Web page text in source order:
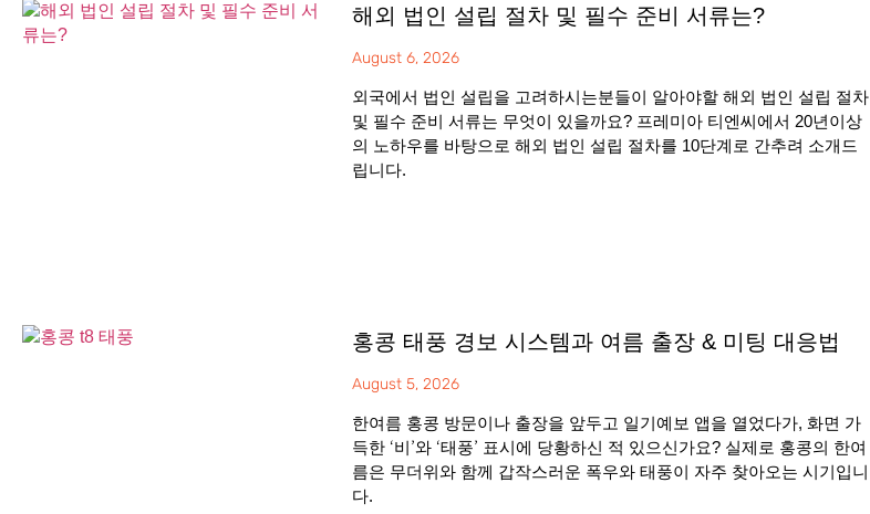
해외 법인 설립 절차 및 필수 준비 서류는?
August 6, 2026
외국에서 법인 설립을 고려하시는분들이 알아야할 해외 법인 설립 절차
및 필수 준비 서류는 무엇이 있을까요? 프레미아 티엔씨에서 20년이상
의 노하우를 바탕으로 해외 법인 설립 절차를 10단계로 간추려 소개드
립니다.
홍콩 태풍 경보 시스템과 여름 출장 & 미팅 대응법
August 5, 2026
한여름 홍콩 방문이나 출장을 앞두고 일기예보 앱을 열었다가, 화면 가
득한 ‘비’와 ‘태풍’ 표시에 당황하신 적 있으신가요? 실제로 홍콩의 한여
름은 무더위와 함께 갑작스러운 폭우와 태풍이 자주 찾아오는 시기입니
다.